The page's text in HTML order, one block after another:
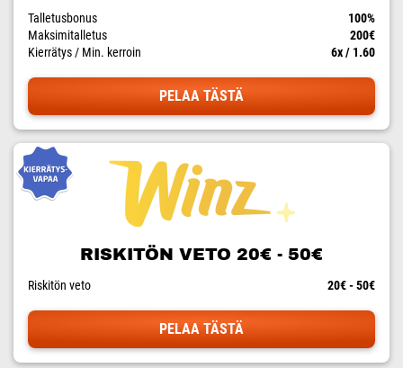
Talletusbonus
100%
Maksimitalletus
200€
Kierrätys / Min. kerroin
6x / 1.60
PELAA TÄSTÄ
RISKITÖN VETO 20€ - 50€
Riskitön veto 20€ - 50€
PELAA TÄSTÄ